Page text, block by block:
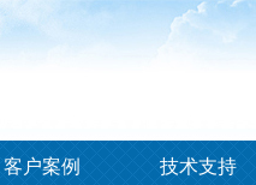
客户案例 技术支持